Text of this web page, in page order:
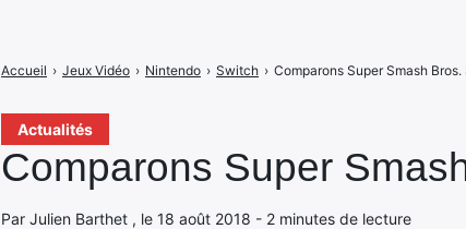
Actualités
Comparons Super
Par Julien Barthet , le 18 août 2018 - 2 minutes de lecture
Accueil › Jeux Vidéo › Nintendo › Switch › Comparons Super Smash